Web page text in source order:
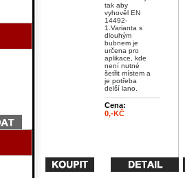
tak aby
vyhověl EN
14492-
1.Varianta s
dlouhým
bubnem je
určena pro
aplikace, kde
není nutné
šetřit místem a
je potřeba
delší lano.
Cena:
0,-KČ